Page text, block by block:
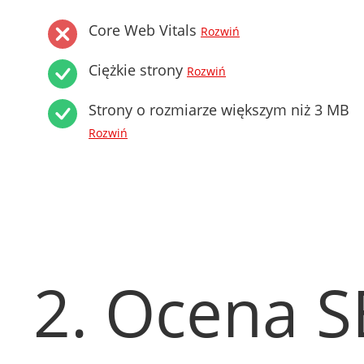
Core Web Vitals Rozwiń
Ciężkie strony Rozwiń
Strony o rozmiarze większym niż 3 MB
Rozwiń
2. Ocena